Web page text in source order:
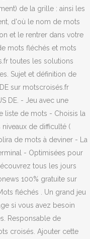
de la grille : ainsi les
d'où le nom de mots
et le rentrer dans votre
mots fléchés et mots
toutes les solutions
Sujet et définition de
sur motscroisés.fr
DE. - Jeu avec une
liste de mots - Choisis la
de difficulté (
de mots à deviner - La
- Optimisées pour
tous les jours
100% gratuite sur
fléchés . Un grand jeu
si vous avez besoin
Responsable de
croisés. Ajouter cette